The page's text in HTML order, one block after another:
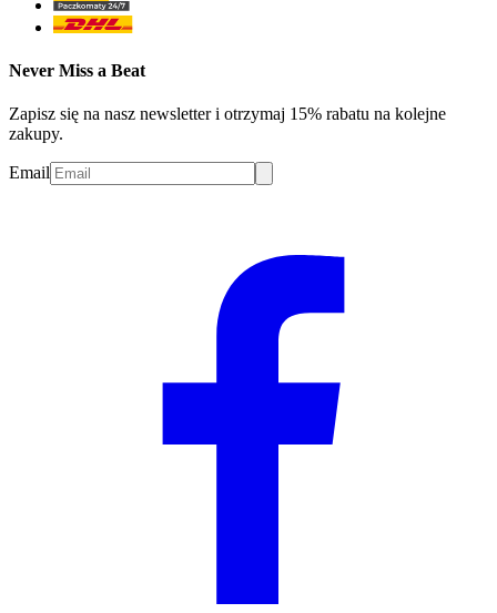
Never Miss a Beat
Zapisz się na nasz newsletter i otrzymaj 15% rabatu na kolejne
zakupy.
Email